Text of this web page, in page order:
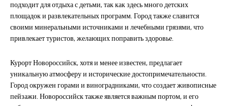
подходит для отдыха с детьми, так как здесь много детских
площадок и развлекательных программ. Город также славится
своими минеральными источниками и лечебными грязями, что
привлекает туристов, желающих поправить здоровье.
Курорт Новороссийск, хотя и менее известен, предлагает
уникальную атмосферу и исторические достопримечательности.
Город окружен горами и виноградниками, что создает живописные
пейзажи. Новороссийск также является важным портом, и его